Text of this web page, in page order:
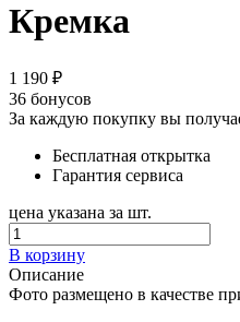
Кремка
1 190 ₽
36 бонусов
За каждую покупку вы
Бесплатная открытка
Гарантия сервиса
цена указана за шт.
В корзину
Описание
Фото размещено в качестве